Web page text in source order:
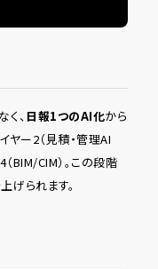
、 日報1つのAI化から
ヤー2（見積・管理AI
BIM/CIM）。この段階
げられます。